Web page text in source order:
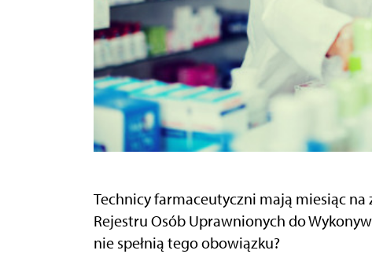
Technicy farmaceutyczni mają miesiąc
Rejestru Osób Uprawnionych do
nie spełnią tego obowiązku?